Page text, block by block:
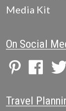
Media Kit
On Social
Travel